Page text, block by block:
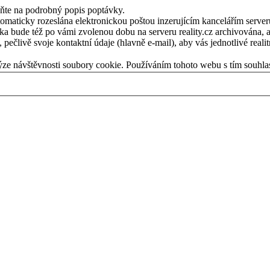
na podrobný popis poptávky.
rozeslána elektronickou poštou inzerujícím kancelářím
bude též po vámi zvolenou dobu na serveru reality.cz
svoje kontaktní údaje (hlavně e-mail), aby vás jednotlivé
návštěvnosti soubory cookie. Používáním tohoto webu s tím